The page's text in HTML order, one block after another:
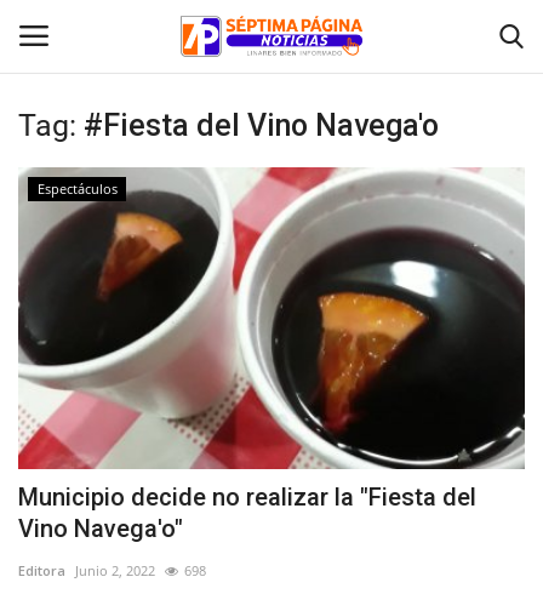
Inicio
Crónica
Policial
Tribunales
Deporte
Política
Espectáculos
Tag: #Fiesta del Vino Navega'o
Espectáculos
Municipio decide no realizar la "Fiesta del
Vino Navega'o"
Editora Junio 2, 2022 698